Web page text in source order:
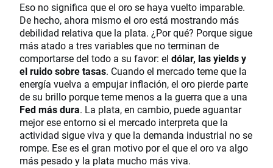
Eso no significa que el oro se haya vuelto imparable.
De hecho, ahora mismo el oro está mostrando más
debilidad relativa que la plata. ¿Por qué? Porque sigue
más atado a tres variables que no terminan de
comportarse del todo a su favor: el dólar, las yields y
el ruido sobre tasas. Cuando el mercado teme que la
energía vuelva a empujar inflación, el oro pierde parte
de su brillo porque teme menos a la guerra que a una
Fed más dura. La plata, en cambio, puede aguantar
mejor ese entorno si el mercado interpreta que la
actividad sigue viva y que la demanda industrial no se
rompe. Ese es el gran motivo por el que el oro va algo
más pesado y la plata mucho más viva.